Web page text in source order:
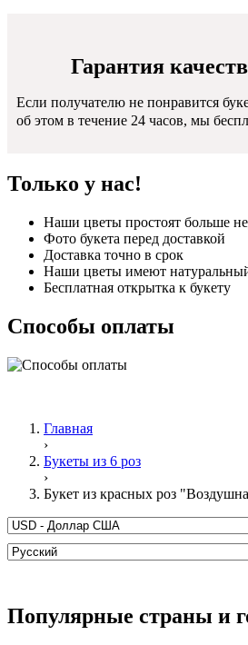
Гарантия
Если получателю не понравится
об этом в течение 24 часов, мы
Только у нас!
Наши цветы простоят больше
Фото букета перед доставкой
Доставка точно в срок
Наши цветы имеют
Бесплатная открытка к букету
Способы оплаты
Главная
›
Букеты из 6 роз
›
Букет из красных роз
Популярные страны и